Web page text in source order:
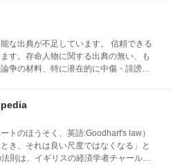
な出典が不足しています。 信頼できる
す。存命人物に関する出典の無い、も
争の材料、特に潜在的に中傷・誹謗・
TWL (2026年5月) 小田 裕香子（おだ ゆ
。京都大学 生命科学研究科 教授、生
育センター 戦略的教育プログラム教員
年6月〜2026年6月）、同学会代議員
注釈 1]。 博士前期課程在籍時に、京
トのほうそく、英語:Goodhart's law）
き、それは良い尺度ではなくなる」と
則は、イギリスの経済学者チャール